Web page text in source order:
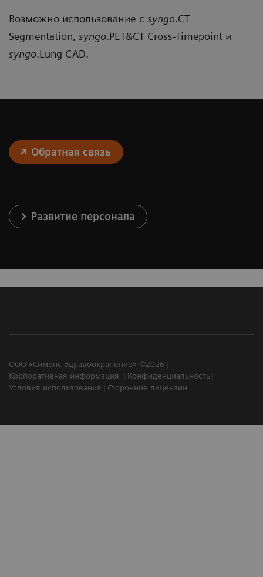
Возможно использование с syngo.CT
Segmentation, syngo.PET&CT Cross-Timepoint и
syngo.Lung CAD.
Обратная связь
Развитие персонала
ООО «Сименс Здравоохранение» ©2026
Корпоративная информация
Конфиденциальность
Условия использования
Сторонние лицензии